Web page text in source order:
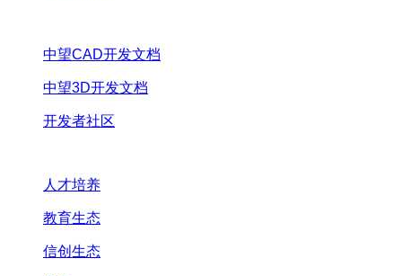
中望CAD开发文档
中望3D开发文档
开发者社区
人才培养
教育生态
信创生态